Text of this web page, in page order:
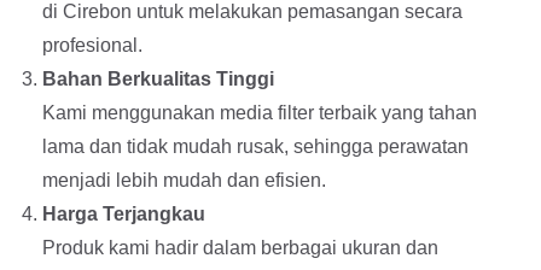
di Cirebon untuk melakukan pemasangan secara
profesional.
Bahan Berkualitas Tinggi
Kami menggunakan media filter terbaik yang tahan
lama dan tidak mudah rusak, sehingga perawatan
menjadi lebih mudah dan efisien.
Harga Terjangkau
Produk kami hadir dalam berbagai ukuran dan